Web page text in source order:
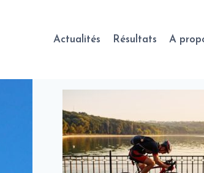
Actualités Résultats A